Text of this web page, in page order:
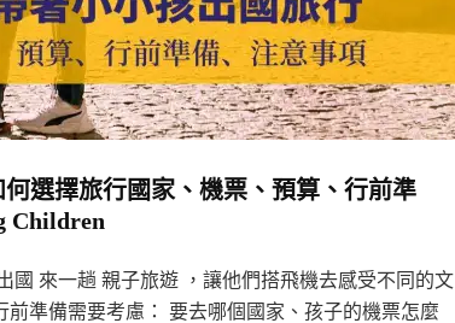
選擇旅行國家、機票、預算、行前準
Children
國 來一趟 親子旅遊 ，讓他們搭飛機去感受不同的文
準備需要考慮： 要去哪個國家、孩子的機票怎麼